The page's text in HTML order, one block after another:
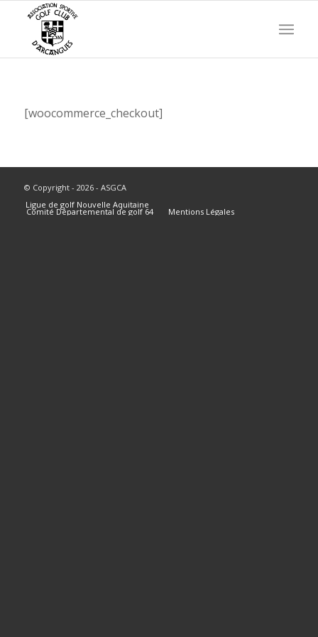
[woocommerce_checkout]
© Copyright - 2026 - ASGCA
Ligue de golf Nouvelle Aquitaine
Comité Départemental de golf 64 Mentions Légales